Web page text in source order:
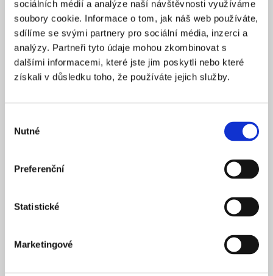
sociálních médií a analýze naší návštěvnosti využíváme
soubory cookie. Informace o tom, jak náš web používáte,
sdílíme se svými partnery pro sociální média, inzerci a
analýzy. Partneři tyto údaje mohou zkombinovat s
dalšími informacemi, které jste jim poskytli nebo které
získali v důsledku toho, že používáte jejich služby.
souhlasu
Nutné
Preferenční
Statistické
Marketingové
ZALOŽENO 2025
CENA OD * 15 900 Kč
REZERVOVAT
20 000 Kč
Praha 1
ZALOŽENO 2025
NÁZEV SPOLEČNOSTI